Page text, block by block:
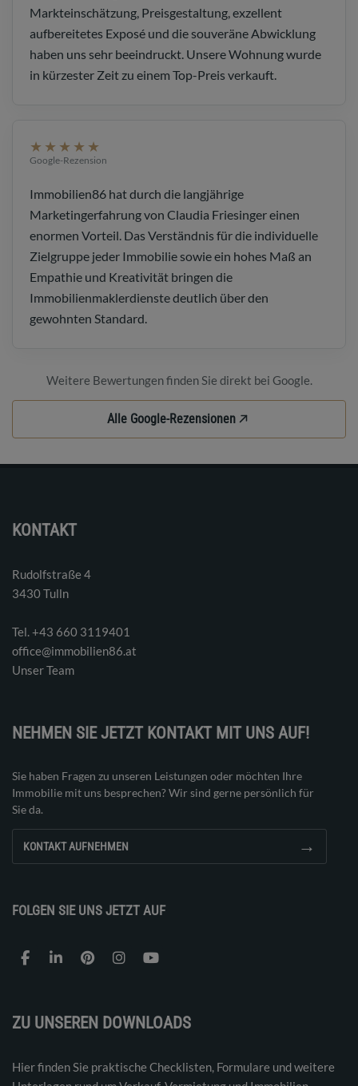
Markteinschätzung, Preisgestaltung, exzellent
aufbereitetes Exposé und die souveräne Abwicklung
haben uns sehr beeindruckt. Unsere Wohnung wurde
in kürzester Zeit zu einem Top-Preis verkauft.
★★★★★
Google-Rezension
Immobilien86 hat durch die langjährige
Marketingerfahrung von Claudia Friesinger einen
enormen Vorteil. Das Verständnis für die individuelle
Zielgruppe jeder Immobilie sowie ein hohes Maß an
Empathie und Kreativität bringen die
Immobilienmaklerdienste deutlich über den
gewohnten Standard.
Weitere Bewertungen finden Sie direkt bei Google.
Alle Google-Rezensionen
KONTAKT
Rudolfstraße 4
3430 Tulln
Tel. ‭+43 660 3119401‬
office@immobilien86.at
Unser Team
NEHMEN SIE JETZT KONTAKT MIT UNS AUF!
Sie haben Fragen zu unseren Leistungen oder möchten Ihre
Immobilie mit uns besprechen? Wir sind gerne persönlich für
Sie da.
KONTAKT AUFNEHMEN →
FOLGEN SIE UNS JETZT AUF
ZU UNSEREN DOWNLOADS
Hier finden Sie praktische Checklisten, Formulare und weitere